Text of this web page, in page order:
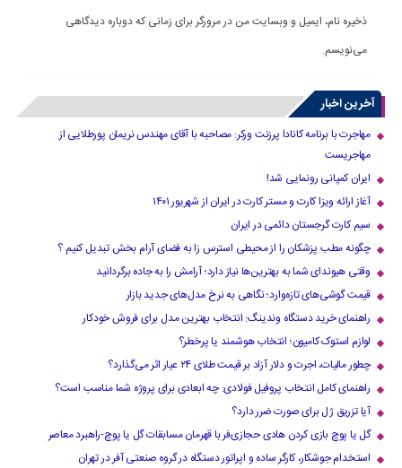
ذخیره نام، ایمیل و وبسایت من در مرورگر برای زمانی که دوباره دیدگاهی
می‌نویسم.
آخرین اخبار
مهاجرت با برنامه کانادا پرزنت ورکر: مصاحبه با آقای مهندس نریمان پورطلایی از
مهاجریست
ایران کمپانی رونمایی شد!
آغاز ارائه ویزا کارت و مستر کارت در ایران از شهریور ۱۴۰۱
سیم کارت گرجستان دائمی در ایران
چگونه مطب پزشکان را از محیطی استرس زا به فضای آرام بخش تبدیل کنیم ؟
وقتی هیوندای شما به بهترین‌ها نیاز دارد؛ آرامش را به جاده برگردانید
قیمت گوشی‌های تازه‌وارد؛ نگاهی به نرخ مدل‌های جدید بازار
راهنمای خرید دستگاه وندینگ: انتخاب بهترین مدل برای فروش خودکار
لوازم استوک کامیون؛ انتخاب هوشمند یا پرخطر؟
چطور مالیات، اجرت و دلار آزاد بر قیمت طلای ۲۴ عیار اثر می‌گذارد؟
راهنمای کامل انتخاب پروفیل فولادی: چه ابعادی برای پروژه شما مناسب است؟
آیا تزریق ژل برای صورت ضرر دارد​؟
گل یا پوچ بازی کردن هادی حجازی‌فر با قهرمان مسابقات گل یا پوچ-راهبرد معاصر
استخدام جوشکار، کارگر ساده و اپراتور دستگاه در گروه صنعتی آفر در تهران